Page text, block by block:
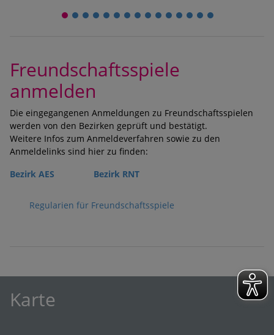
1 2 3 4 5 6 7 8 9 101112131415
Freundschaftsspiele
anmelden
Die eingegangenen Anmeldungen zu Freundschaftsspielen
werden von den Bezirken geprüft und bestätigt.
Weitere Infos zum Anmeldeverfahren sowie zu den
Anmeldelinks sind hier zu finden:
Bezirk AES
Bezirk RNT
Regularien für Freundschaftsspiele
Karte